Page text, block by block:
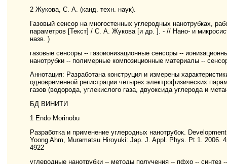
2 Жукова, С. А. (канд. техн. наук).
Газовый сенсор на многостенных углеродных нанотрубках,
параметров [Текст] / С. А. Жукова [и др. ]. - // Нано- и
назв. )
газовые сенсоры -- газоионизационные сенсоры --
нанотрубки -- полимерные композиционные материалы --
Аннотация: Разработана конструция и измерены
одновременной регистрации четырех электрофизических
газов (водорода, углекислого газа, двуоксида углерода и
БД ВИНИТИ
1 Endo Morinobu
Разработка и применение углеродных нанотрубок.
Yoong Ahm, Muramatsu Hiroyuki: Jap. J. Appl. Phys. Pt 1. 2006.
4922
углеродные нанотрубки -- методы получения -- пфхо -- синтез